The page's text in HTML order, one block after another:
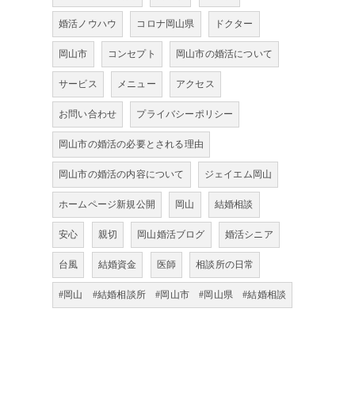
婚活ノウハウ コロナ岡山県 ドクター
岡山市 コンセプト 岡山市の婚活について
サービス メニュー アクセス
お問い合わせ プライバシーポリシー
岡山市の婚活の必要とされる理由
岡山市の婚活の内容について ジェイエム岡山
ホームページ新規公開 岡山 結婚相談
安心 親切 岡山婚活ブログ 婚活シニア
台風 結婚資金 医師 相談所の日常
#岡山 #結婚相談所 #岡山市 #岡山県 #結婚相談